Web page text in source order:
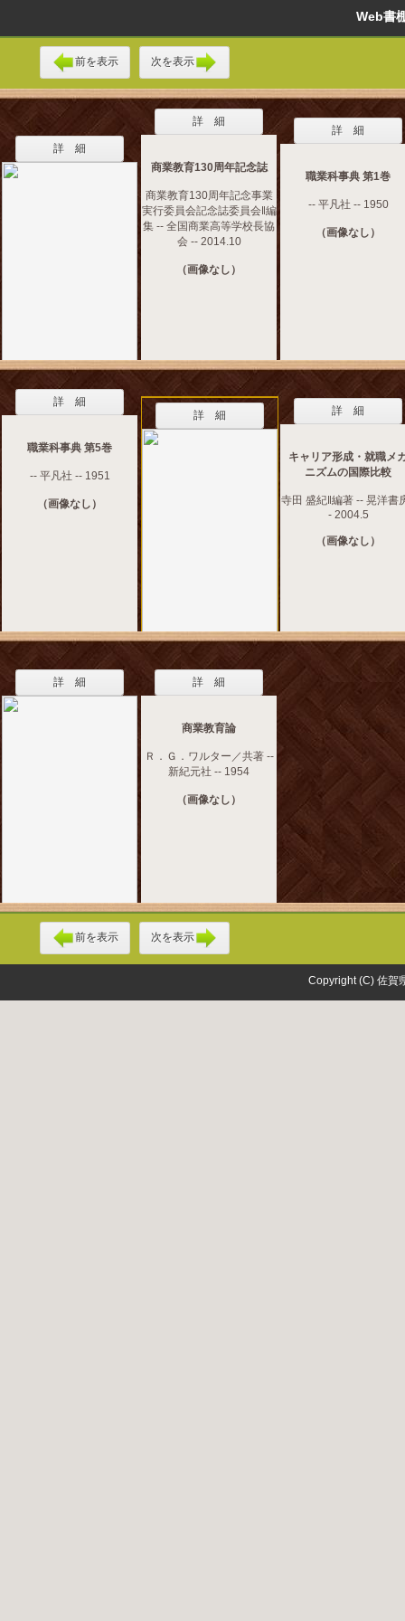
Web
前を表示 次を表示
詳 細
詳 細
商業教育130周年記念誌
商業教育130周年記念事業
実行委員会記念誌委員会‖編
集 -- 全国商業高等学校長協
会 -- 2014.10
（画像なし）
詳 細
職業科事典 第1巻
-- 平凡社 -- 1950
（画像なし）
詳 細
職業科事典 第5巻
-- 平凡社 -- 1951
（画像なし）
詳 細 詳 細
キャリア形成・就職メ
ニズムの国際比較
寺田 盛紀‖編著 -- 晃洋書
- 2004.5
（画像なし）
詳 細 詳 細
商業教育論
Ｒ．Ｇ．ワルター／共著 --
新紀元社 -- 1954
（画像なし）
前を表示 次を表示
Copyright (C) 佐賀